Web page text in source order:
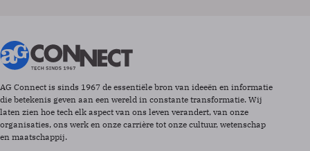
AG Connect is sinds 1967 de essentiële bron van ideeën en informatie
die betekenis geven aan een wereld in constante transformatie. Wij
laten zien hoe tech elk aspect van ons leven verandert, van onze
organisaties, ons werk en onze carrière tot onze cultuur, wetenschap
en maatschappij.